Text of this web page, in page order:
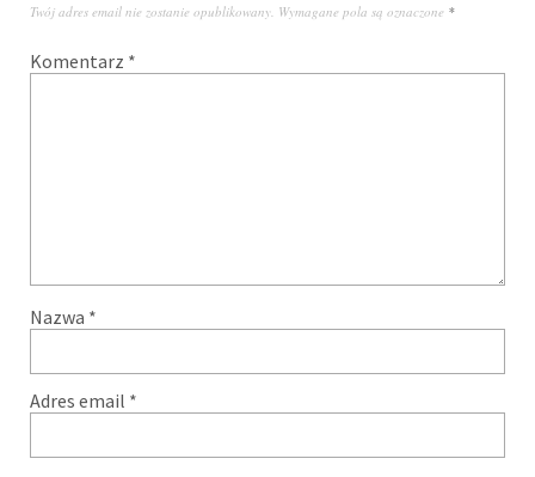
Twój adres email nie zostanie opublikowany. Wymagane pola są oznaczone *
Komentarz *
Nazwa *
Adres email *